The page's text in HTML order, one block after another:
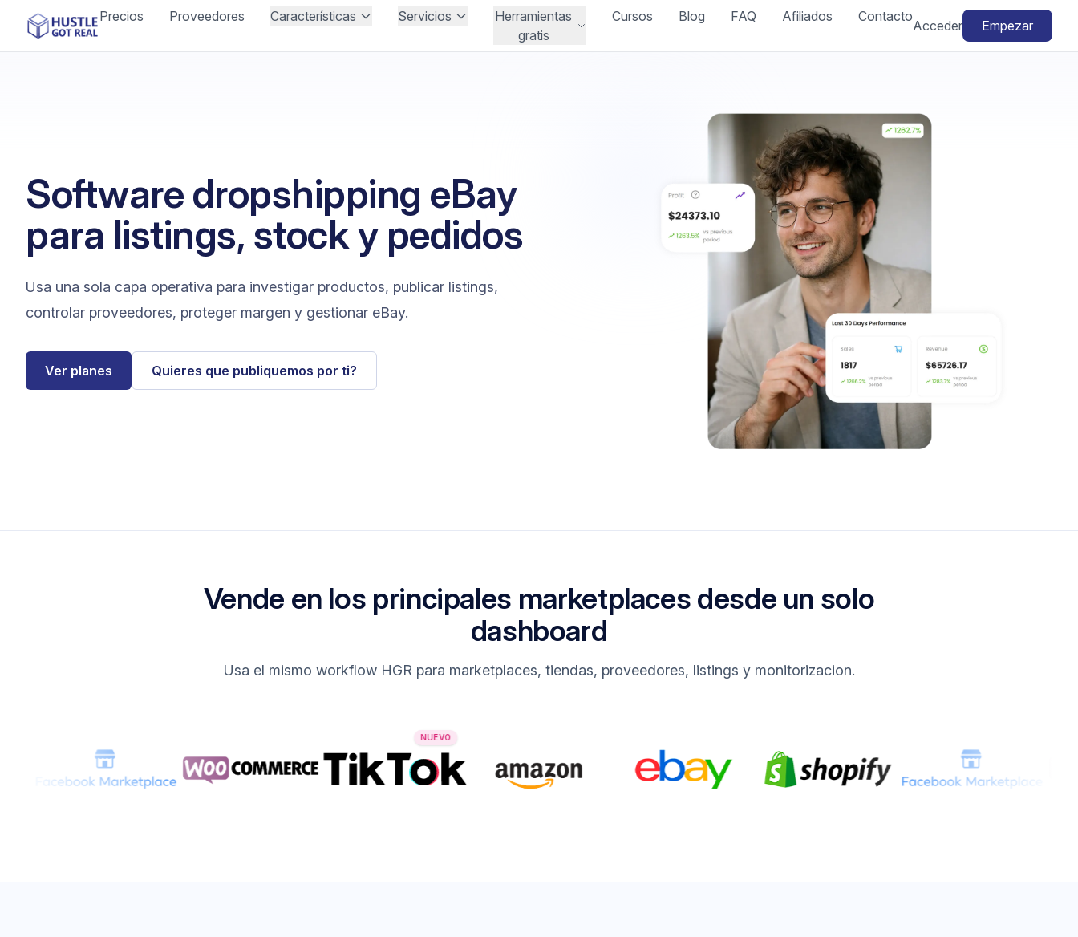
Precios Proveedores Características Servicios
Herramientas
gratis
Cursos Blog FAQ Afiliados Contacto
Acceder Empezar
Software dropshipping eBay
para listings, stock y pedidos
Usa una sola capa operativa para investigar productos, publicar listings,
controlar proveedores, proteger margen y gestionar eBay.
Ver planes Quieres que publiquemos por ti?
Vende en los principales marketplaces desde un solo
dashboard
Usa el mismo workflow HGR para marketplaces, tiendas, proveedores, listings y monitorizacion.